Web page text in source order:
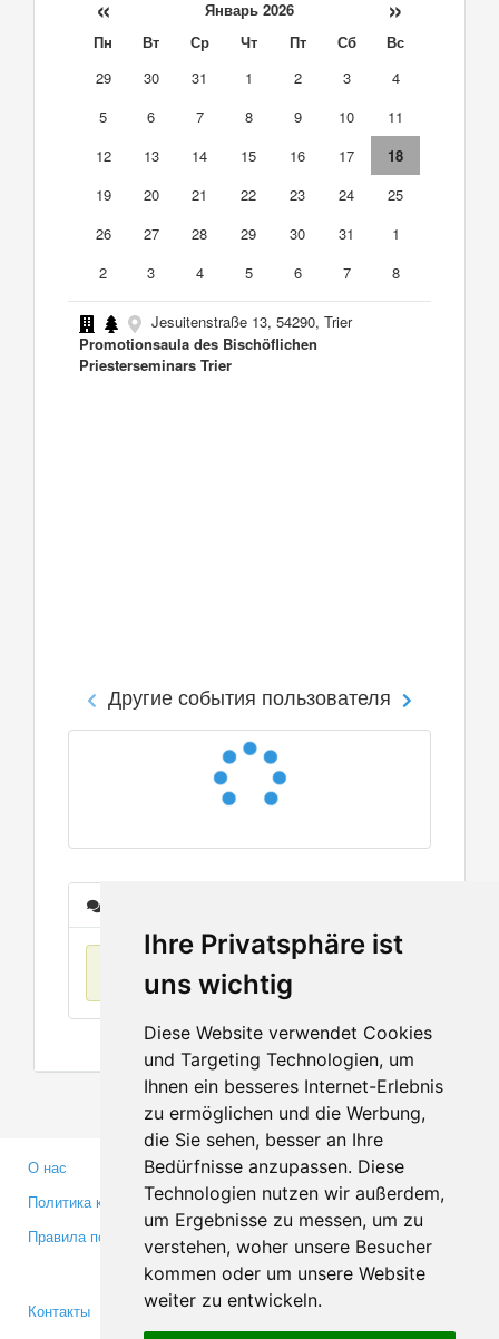
Ihre Privatsphäre ist
uns wichtig
Diese Website verwendet Cookies
und Targeting Technologien, um
Ihnen ein besseres Internet-Erlebnis
zu ermöglichen und die Werbung,
die Sie sehen, besser an Ihre
Bedürfnisse anzupassen. Diese
Technologien nutzen wir außerdem,
um Ergebnisse zu messen, um zu
verstehen, woher unsere Besucher
kommen oder um unsere Website
weiter zu entwickeln.
« Январь 2026 »
Пн Вт Ср Чт Пт Сб
Вс
29
30 31 1 2 3
4
5
6 7 8 9 10
11
12
13 14 15 16 17
18
19
20 21 22 23 24
25
26
27 28 29 30 31
1
2
3 4 5 6 7 8
Jesuitenstraße 13, 54290, Trier
Promotionsaula des Bischöflichen
Priesterseminars Trier
Другие события пользователя
О нас
Политика конфиденциальности
Правила пользования
Партнерам
Инвесторам
Медиа
Контакты
Facebook